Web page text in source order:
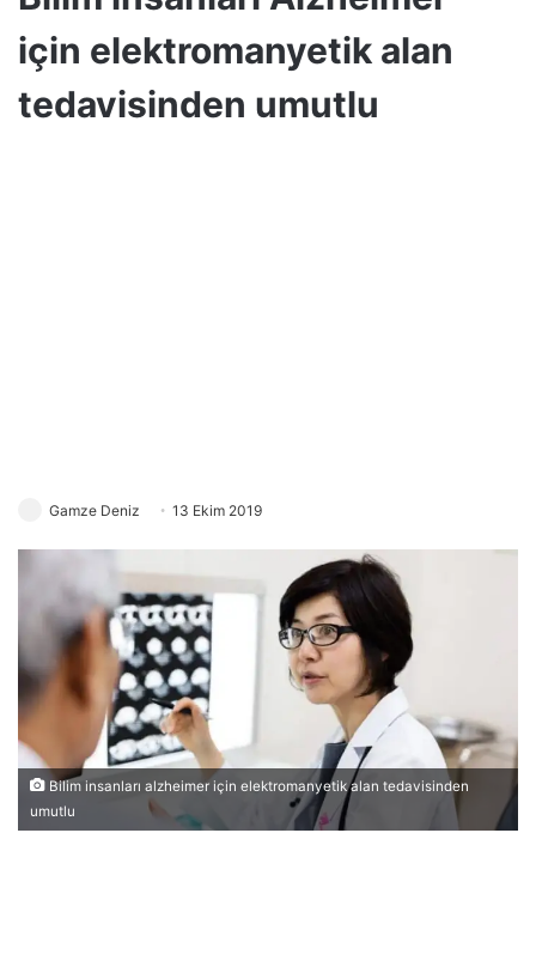
için elektromanyetik alan
tedavisinden umutlu
Gamze Deniz 13 Ekim 2019
Bilim insanları alzheimer için elektromanyetik alan tedavisinden
umutlu